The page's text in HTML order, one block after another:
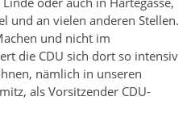
und an vielen anderen Stellen.
und nicht im
die CDU sich dort so intensiv
nämlich in unseren
als Vorsitzender CDU-